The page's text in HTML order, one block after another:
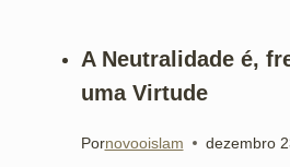
A Neutralidade é,
uma Virtude
Pornovooislam dezembro